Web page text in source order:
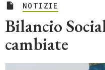
NOTIZIE
Bilancio
cambiate